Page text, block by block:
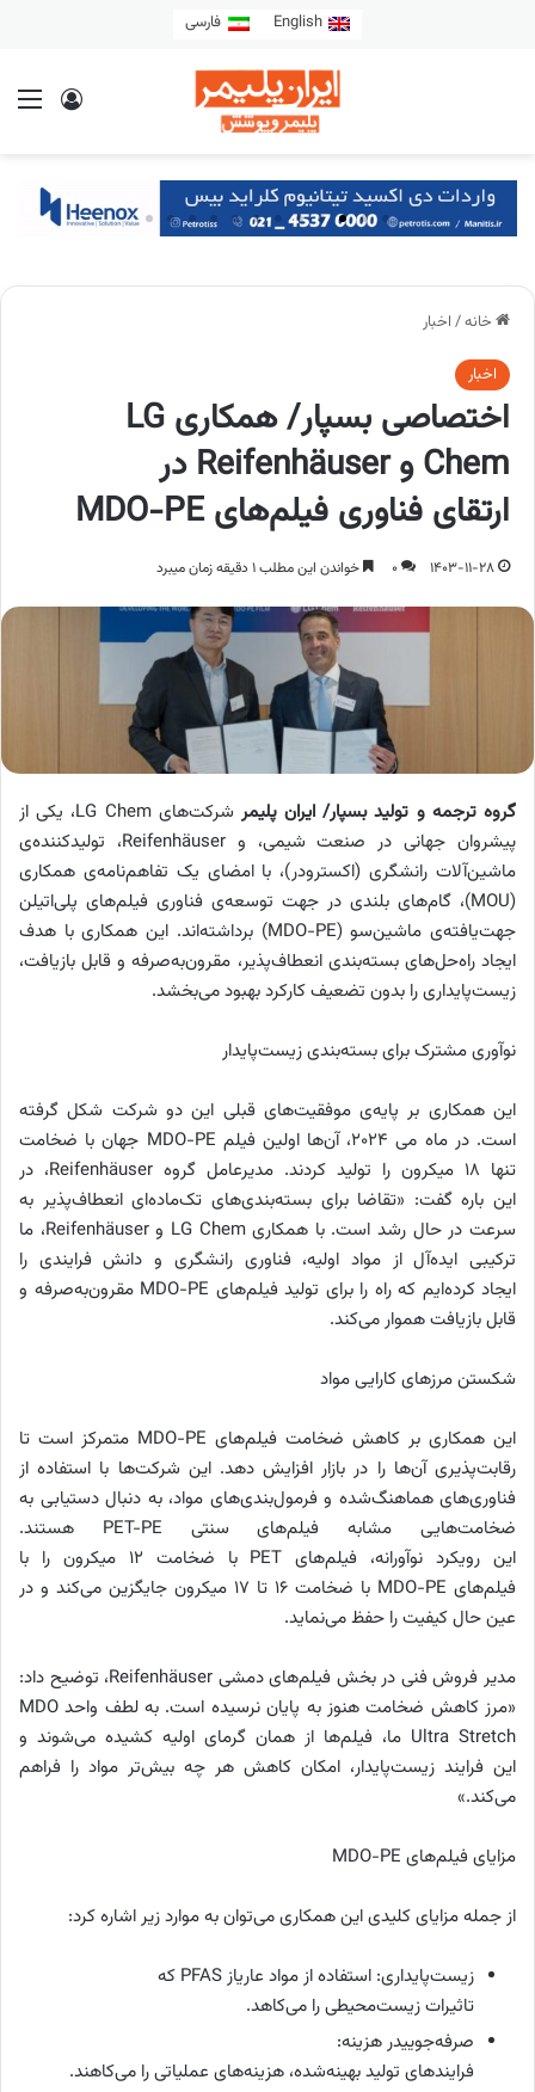
English فارسی
خانه/ اخبار
اخبار
اختصاصی بسپار/ همکاری LG
Chem و Reifenhäuser در
ارتقای فناوری فیلم‌های MDO-PE
1403-11-28
0 خواندن این مطلب 1 دقیقه زمان میبرد
گروه ترجمه و تولید بسپار/ ایران پلیمر
شرکت‌های LG Chem، یکی از
پیشروان جهانی در صنعت شیمی، و Reifenhäuser، تولیدکننده‌ی
ماشین‌آلات رانشگری (اکسترودر)، با امضای یک تفاهم‌نامه‌ی همکاری
(MOU)، گام‌های بلندی در جهت توسعه‌ی فناوری فیلم‌های پلی‌اتیلن
جهت‌یافته‌ی ماشین‌سو (MDO-PE) برداشته‌اند. این همکاری با هدف
ایجاد راه‌حل‌های بسته‌بندی انعطاف‌پذیر، مقرون‌به‌صرفه و قابل بازیافت،
زیست‌پایداری را بدون تضعیف کارکرد بهبود می‌بخشد.
نوآوری مشترک برای بسته‌بندی زیست‌پایدار
این همکاری بر پایه‌ی موفقیت‌های قبلی این دو شرکت شکل گرفته
است. در ماه می ۲۰۲۴، آن‌ها اولین فیلم MDO-PE جهان با ضخامت
تنها ۱۸ میکرون را تولید کردند. مدیرعامل گروه Reifenhäuser، در
این باره گفت: «تقاضا برای بسته‌بندی‌های تک‌ماده‌ای انعطاف‌پذیر به
سرعت در حال رشد است. با همکاری LG Chem و Reifenhäuser، ما
ترکیبی ایده‌آل از مواد اولیه، فناوری رانشگری و دانش فرایندی را
ایجاد کرده‌ایم که راه را برای تولید فیلم‌های MDO-PE مقرون‌به‌صرفه و
قابل بازیافت هموار می‌کند.
شکستن مرزهای کارایی مواد
این همکاری بر کاهش ضخامت فیلم‌های MDO-PE متمرکز است تا
رقابت‌پذیری آن‌ها را در بازار افزایش دهد. این شرکت‌ها با استفاده از
فناوری‌های هماهنگ‌شده و فرمول‌بندی‌های مواد، به دنبال دستیابی به
ضخامت‌هایی مشابه فیلم‌های سنتی PET-PE هستند.
این رویکرد نوآورانه، فیلم‌های PET با ضخامت ۱۲ میکرون را با
فیلم‌های MDO-PE با ضخامت ۱۶ تا ۱۷ میکرون جایگزین می‌کند و در
عین حال کیفیت را حفظ می‌نماید.
مدیر فروش فنی در بخش فیلم‌های دمشی Reifenhäuser، توضیح داد:
«مرز کاهش ضخامت هنوز به پایان نرسیده است. به لطف واحد MDO
Ultra Stretch ما، فیلم‌ها از همان گرمای اولیه کشیده می‌شوند و
این فرایند زیست‌پایدار، امکان کاهش هر چه بیش‌تر مواد را فراهم
می‌کند.»
مزایای فیلم‌های MDO-PE
از جمله مزایای کلیدی این همکاری می‌توان به موارد زیر اشاره کرد:
زیست‌پایداری: استفاده از مواد عاریاز PFAS که
تاثیرات زیست‌محیطی را می‌کاهد.
صرفه‌جوییدر هزینه:
فرایندهای تولید بهینه‌شده، هزینه‌های عملیاتی را می‌کاهند.